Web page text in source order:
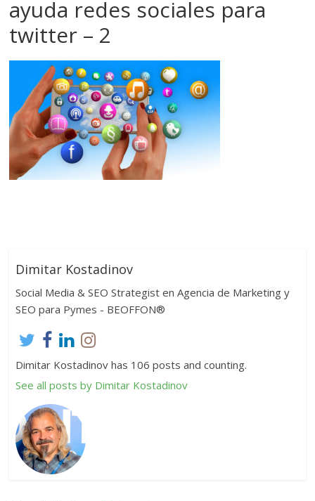
ayuda redes sociales para
twitter – 2
Dimitar Kostadinov
Social Media & SEO Strategist en Agencia de Marketing y
SEO para Pymes - BEOFFON®
Dimitar Kostadinov has 106 posts and counting.
See all posts by Dimitar Kostadinov